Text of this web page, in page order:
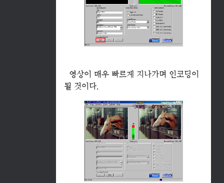
영상이 매우 빠르게 지나가며 인코딩이
될 것이다.